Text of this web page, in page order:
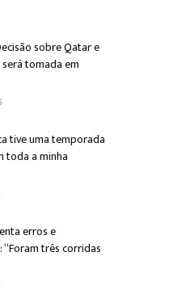
sobre Qatar e
tomada em
tive uma temporada
toda a minha
erros e
três corridas